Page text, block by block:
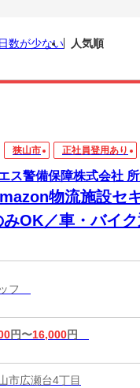
数が少ない 人気順
狭山市 正社員登用あり
ス警備保障株式会社
物流施設セ
みOK／車・バイ
フ
円〜16,000円
市広瀬台4丁目